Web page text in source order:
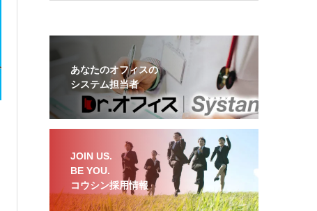
あなたのオフィスの
システム担当者
JOIN US.
BE YOU.
コウシン採用情報